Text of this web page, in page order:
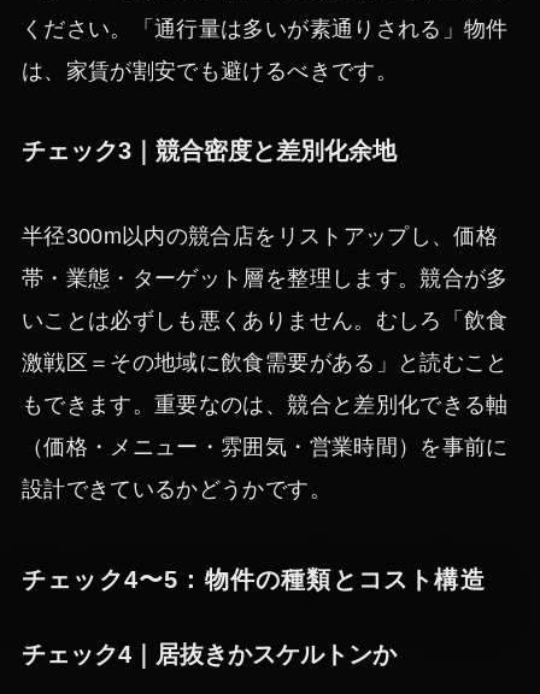
ください。「通行量は多いが素通りされる」物件
は、家賃が割安でも避けるべきです。
チェック3｜競合密度と差別化余地
半径300m以内の競合店をリストアップし、価格
帯・業態・ターゲット層を整理します。競合が多
いことは必ずしも悪くありません。むしろ「飲食
激戦区＝その地域に飲食需要がある」と読むこと
もできます。重要なのは、競合と差別化できる軸
（価格・メニュー・雰囲気・営業時間）を事前に
設計できているかどうかです。
チェック4〜5：物件の種類とコスト構造
チェック4｜居抜きかスケルトンか